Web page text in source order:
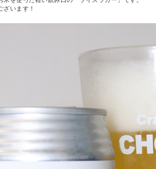
ざいます！